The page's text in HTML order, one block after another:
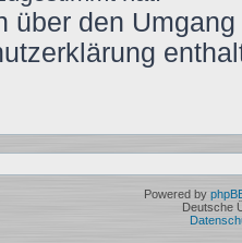
über den
Powered by
Deutsche